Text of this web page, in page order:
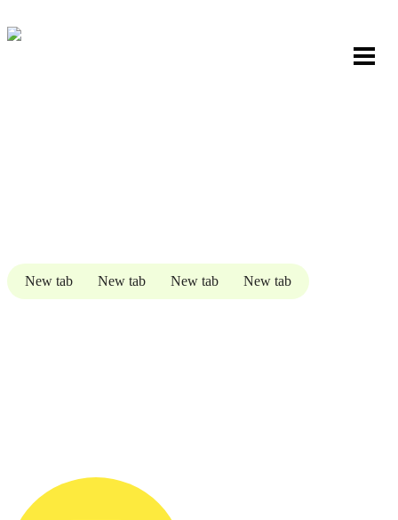
New tab New tab New tab New tab